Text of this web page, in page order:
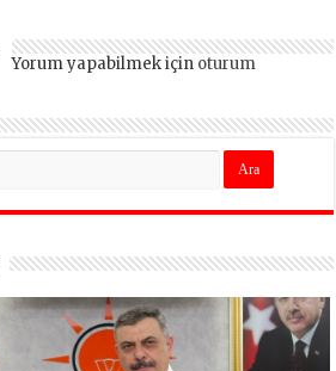
Yorum yapabilmek için oturum